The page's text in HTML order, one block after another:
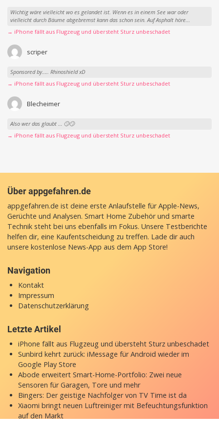
Wichtig wäre vielleicht wo es gelandet ist. Wenn es in einem See war oder
vielleicht durch Bäume abgebremst kann das schon sein. Auf Asphalt höre...
→ iPhone fällt aus Flugzeug und übersteht Sturz unbeschadet
scriper
Sponsored by….. Rhinoshield xD
→ iPhone fällt aus Flugzeug und übersteht Sturz unbeschadet
Blecheimer
Also wer das glaubt … 🙄🙄
→ iPhone fällt aus Flugzeug und übersteht Sturz unbeschadet
Über appgefahren.de
appgefahren.de ist deine erste Anlaufstelle für Apple-News,
Gerüchte und Analysen. Smart Home Zubehör und smarte
Technik steht bei uns ebenfalls im Fokus. Unsere Testberichte
helfen dir, eine Kaufentscheidung zu treffen. Lade dir auch
unsere kostenlose News-App aus dem App Store!
Navigation
Kontakt
Impressum
Datenschutzerklärung
Letzte Artikel
iPhone fällt aus Flugzeug und übersteht Sturz unbeschadet
Sunbird kehrt zurück: iMessage für Android wieder im
Google Play Store
Abode erweitert Smart-Home-Portfolio: Zwei neue
Sensoren für Garagen, Tore und mehr
Bingers: Der geistige Nachfolger von TV Time ist da
Xiaomi bringt neuen Luftreiniger mit Befeuchtungsfunktion
auf den Markt